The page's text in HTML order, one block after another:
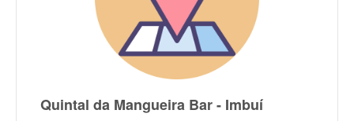
Quintal da Mangueira Bar - Imbuí